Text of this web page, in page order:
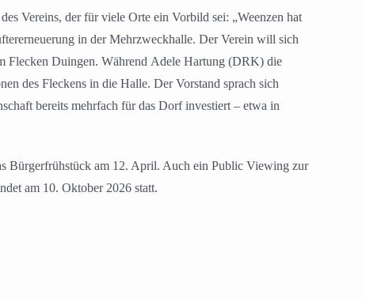
Vereins, der für viele Orte ein Vorbild sei: „Weenzen hat
in der Mehrzweckhalle. Der Verein will sich
Flecken Duingen. Während Adele Hartung (DRK) die
des Fleckens in die Halle. Der Vorstand sprach sich
bereits mehrfach für das Dorf investiert – etwa in
Bürgerfrühstück am 12. April. Auch ein Public Viewing zur
am 10. Oktober 2026 statt.